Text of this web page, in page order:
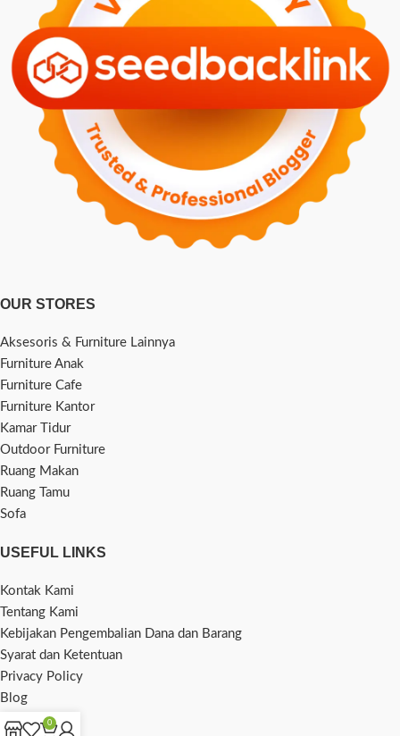
OUR STORES
Aksesoris & Furniture Lainnya
Furniture Anak
Furniture Cafe
Furniture Kantor
Kamar Tidur
Outdoor Furniture
Ruang Makan
Ruang Tamu
Sofa
USEFUL LINKS
Kontak Kami
Tentang Kami
Kebijakan Pengembalian Dana dan Barang
Syarat dan Ketentuan
Privacy Policy
Blog
0